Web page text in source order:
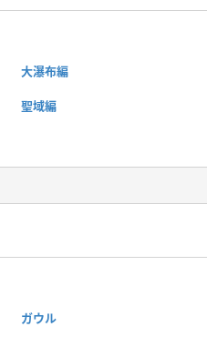
大瀑布編
聖域編
ガウル